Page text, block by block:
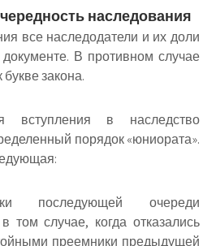
наследования
все наследодатели и их доли
В противном случае
закона.
вступления в наследство
порядок «юниората».
последующей очереди
том случае, когда отказались
преемники предыдущей